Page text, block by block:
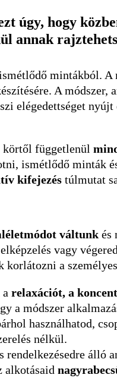
úgy, hogy
annak
mintákból.
A módszer,
elégedettséget nyújt
körtől függetlenül
ismétlődő minták
kifejezés túlmutat
váltunk és
vagy
korlátozni a
relaxációt, a
a módszer
használhatod,
nélkül.
álló
alkotásaid